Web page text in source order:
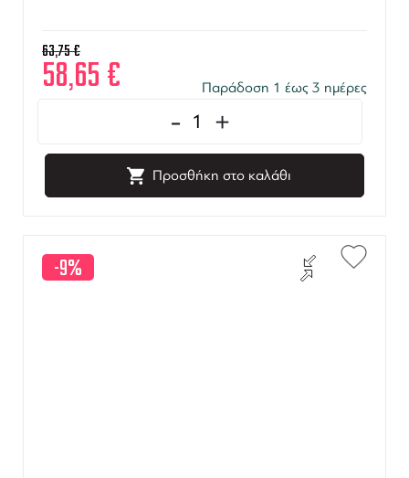
63,75€
58,65 € Παράδοση 1 έως 3 ημέρες
- +
Προσθήκη στο καλάθι
-9%